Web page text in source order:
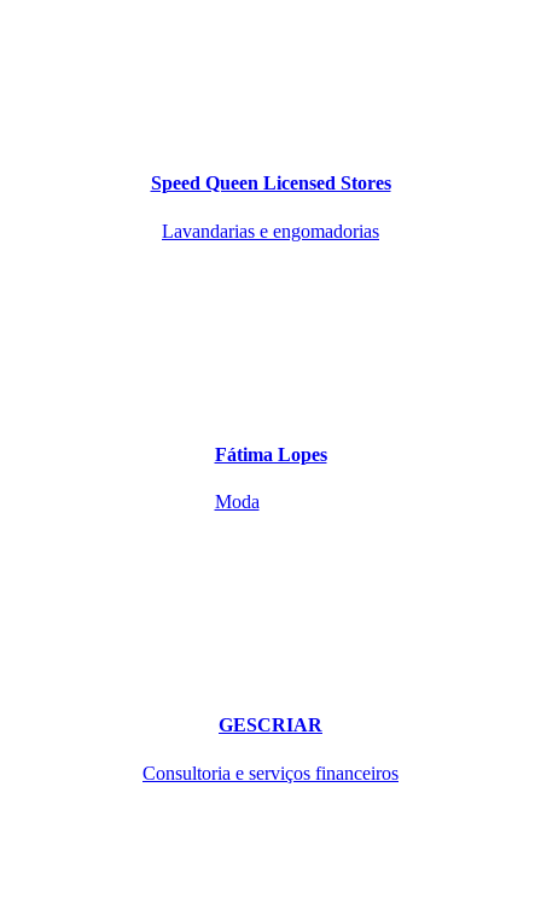
Speed Queen Licensed Stores
Lavandarias e engomadorias
Fátima Lopes
Moda
GESCRIAR
Consultoria e serviços financeiros